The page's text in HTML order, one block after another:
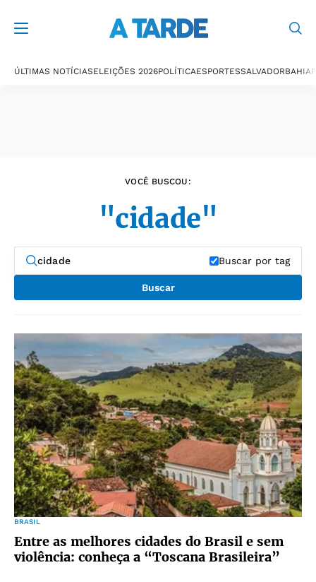
ÚLTIMAS NOTÍCIASELEIÇÕES 2026POLÍTICAESPORTESSALVADORBAHIA
VOCÊ BUSCOU:
"cidade"
Buscar por tag
Buscar
BRASIL
Entre as melhores cidades do Brasil e sem
violência: conheça a “Toscana Brasileira”